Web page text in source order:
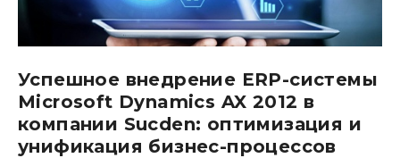
Успешное внедрение ERP-системы
Microsoft Dynamics AX 2012 в
компании Sucden: оптимизация и
унификация бизнес-процессов